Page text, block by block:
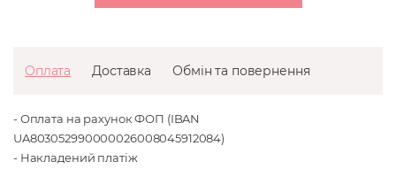
Оплата Доставка Обмін та повернення
- Оплата на рахунок ФОП (IBAN
UA803052990000026008045912084)
- Накладений платіж